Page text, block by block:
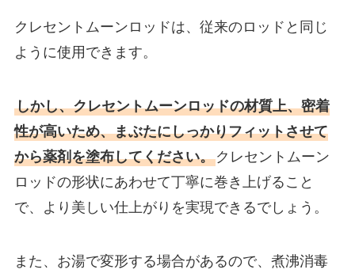
クレセントムーンロッドは、従来のロッドと同じ
ように使用できます。
しかし、クレセントムーンロッドの材質上、密着
性が高いため、まぶたにしっかりフィットさせて
から薬剤を塗布してください。クレセントムーン
ロッドの形状にあわせて丁寧に巻き上げること
で、より美しい仕上がりを実現できるでしょう。
また、お湯で変形する場合があるので、煮沸消毒